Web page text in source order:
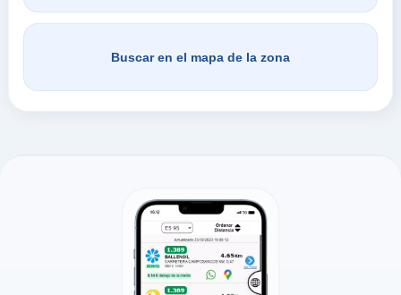
Buscar en el mapa de la zona